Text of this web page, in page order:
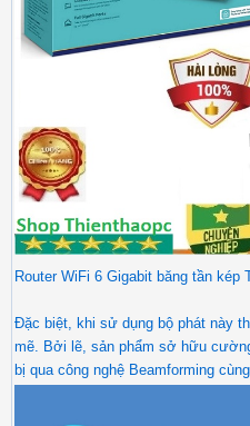
Router WiFi 6 Gigabit băng tần kép
Đặc biệt, khi sử dụng bộ phát này
mẽ. Bởi lẽ, sản phẩm sở hữu
bị qua công nghệ Beamforming